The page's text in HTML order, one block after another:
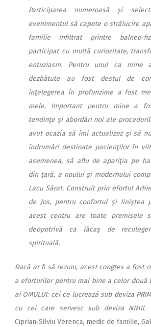
Participarea numeroasă şi
evenimentul să capete o strălucire
familie infiltrat printre
participat cu multă curiozitate,
entuziasm. Pentru unul ca mine
dezbătute au fost destul de
înţelegerea în profunzime a fost
mele. Important pentru mine a
tendinţe şi abordări noi ale
avut ocazia să îmi actualizez şi să
îndrumări destinate pacienţilor în
asemenea, să aflu de apariţia pe
din ţară, a noului şi modernului
Lacu Sărat. Construit prin efortul
de Jos, pentru confortul şi liniştea
acest centru are toate premisele
deopotrivă ca lăcaş de
spirituală.
Dacă ar fi să rezum, acest congres a fost
a eforturilor pentru mai bine a celor două
ai OMULUI: cei ce lucrează sub deviza
cu cei care servesc sub deviza NIHIL
Ciprian‑Silviu Verenca, medic de familie,